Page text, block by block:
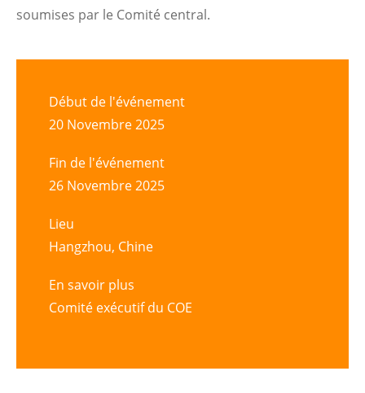
soumises par le Comité central.
Début de l'événement
20 Novembre 2025
Fin de l'événement
26 Novembre 2025
Lieu
Hangzhou, Chine
En savoir plus
Comité exécutif du COE